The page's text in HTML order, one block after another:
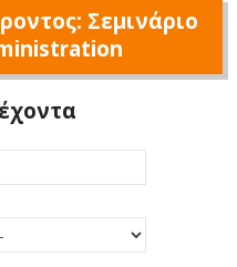
Σεμινάριο